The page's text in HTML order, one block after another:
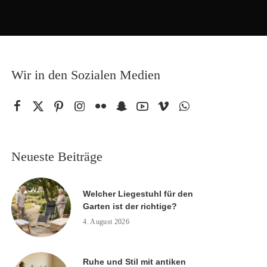
Wir in den Sozialen Medien
Neueste Beiträge
Welcher Liegestuhl für den
Garten ist der richtige?
4. August 2026
Ruhe und Stil mit antiken